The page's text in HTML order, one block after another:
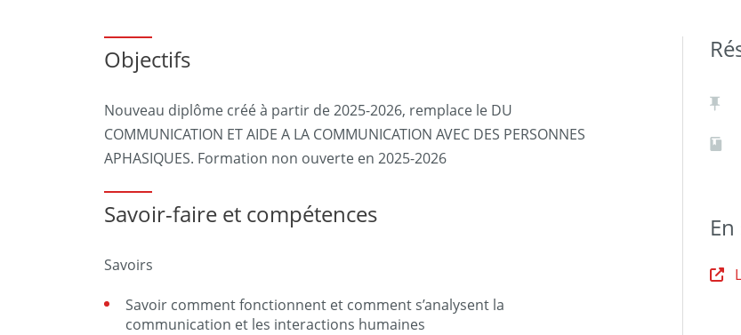
Objectifs
Nouveau diplôme créé à partir de 2025-2026, remplace le DU
COMMUNICATION ET AIDE A LA COMMUNICATION AVEC DES PERSONNES
APHASIQUES. Formation non ouverte en 2025-2026
Savoir-faire et compétences
Savoirs
Savoir comment fonctionnent et comment s’analysent la
communication et les interactions humaines